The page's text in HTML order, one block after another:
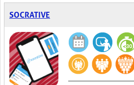
SOCRATIVE